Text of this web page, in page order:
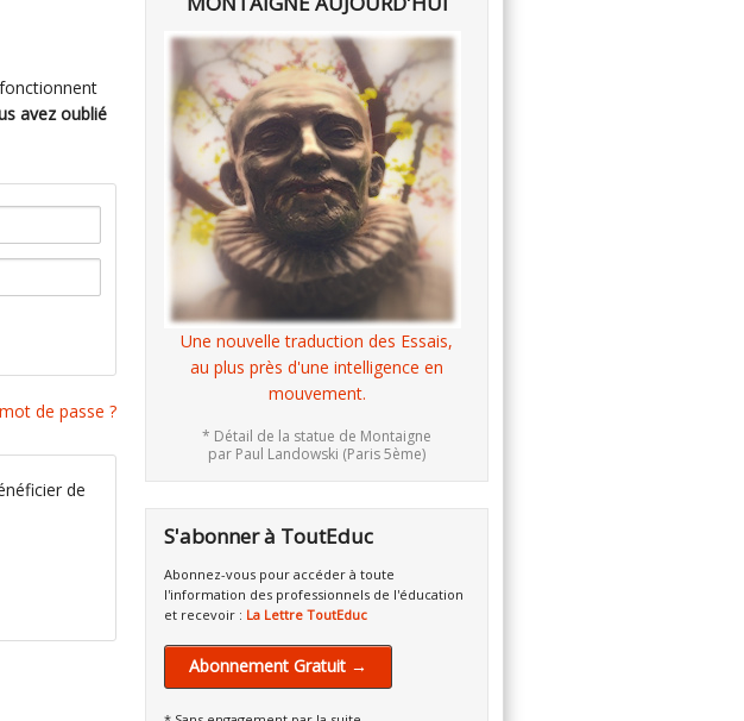
avez oublié
de passe ?
de
Une nouvelle traduction des Essais,
au plus près d'une intelligence en
mouvement.
* Détail de la statue de Montaigne
par Paul Landowski (Paris 5ème)
S'abonner à ToutEduc
Abonnez-vous pour accéder à toute
l'information des professionnels de l'éducation
et recevoir : La Lettre ToutEduc
Abonnement Gratuit →